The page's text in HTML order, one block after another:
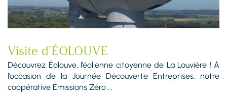
Visite d'ÉOLOUVE
Découvrez Éolouve, l’éolienne citoyenne de La Louvière ! À
l’occasion de la Journée Découverte Entreprises, notre
coopérative Émissions Zéro ...